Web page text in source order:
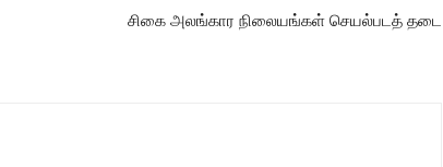
சிகை அலங்கார நிலையங்கள் செயல்படத் தடை